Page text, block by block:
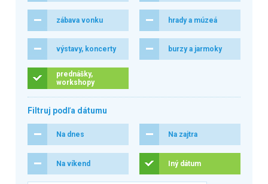
zábava vonku hrady a múzeá
výstavy, koncerty burzy a jarmoky
prednášky,
workshopy
Filtruj podľa dátumu
Na dnes Na zajtra
Na víkend Iný dátum